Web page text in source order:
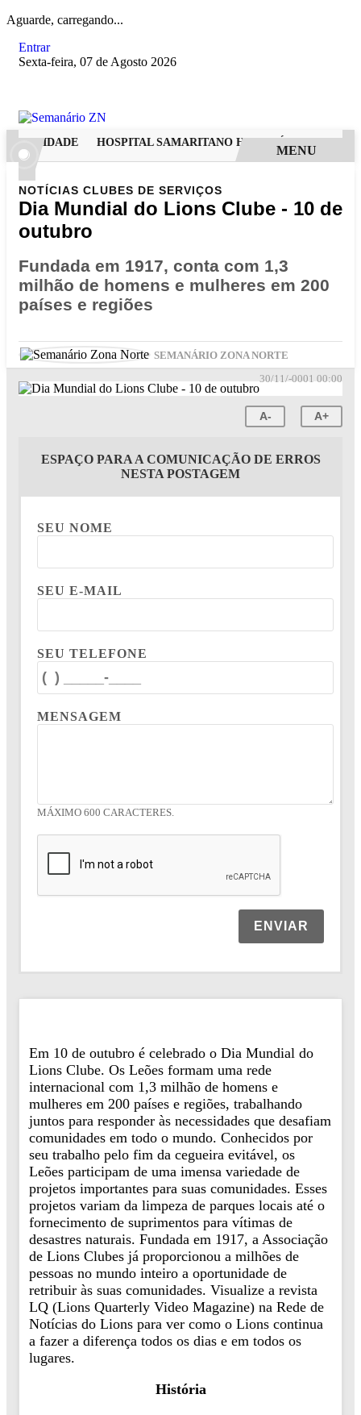
Aguarde, carregando...
Entrar
Sexta-feira, 07 de Agosto 2026
HOSPITAL SAMARITANO HIGIENÓPOLIS
MENU
NOTÍCIAS CLUBES DE SERVIÇOS
Dia Mundial do Lions Clube - 10 de
outubro
Fundada em 1917, conta com 1,3
milhão de homens e mulheres em 200
países e regiões
SEMANÁRIO ZONA NORTE
30/11/-0001 00:00
A- A+
ESPAÇO PARA A COMUNICAÇÃO DE ERROS
NESTA POSTAGEM
SEU NOME
SEU E-MAIL
SEU TELEFONE
MENSAGEM
MÁXIMO 600 CARACTERES.
ENVIAR
Em 10 de outubro é celebrado o Dia Mundial do
Lions Clube. Os Leões formam uma rede
internacional com 1,3 milhão de homens e
mulheres em 200 países e regiões, trabalhando
juntos para responder às necessidades que desafiam
comunidades em todo o mundo. Conhecidos por
seu trabalho pelo fim da cegueira evitável, os
Leões participam de uma imensa variedade de
projetos importantes para suas comunidades. Esses
projetos variam da limpeza de parques locais até o
fornecimento de suprimentos para vítimas de
desastres naturais. Fundada em 1917, a Associação
de Lions Clubes já proporcionou a milhões de
pessoas no mundo inteiro a oportunidade de
retribuir às suas comunidades. Visualize a revista
LQ (Lions Quarterly Video Magazine) na Rede de
Notícias do Lions para ver como o Lions continua
a fazer a diferença todos os dias e em todos os
lugares.
História